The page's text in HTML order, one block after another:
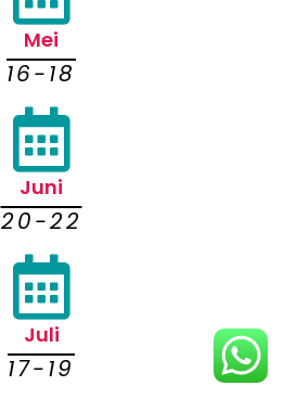
Mei
16-18
Juni
20-22
Juli
17-19